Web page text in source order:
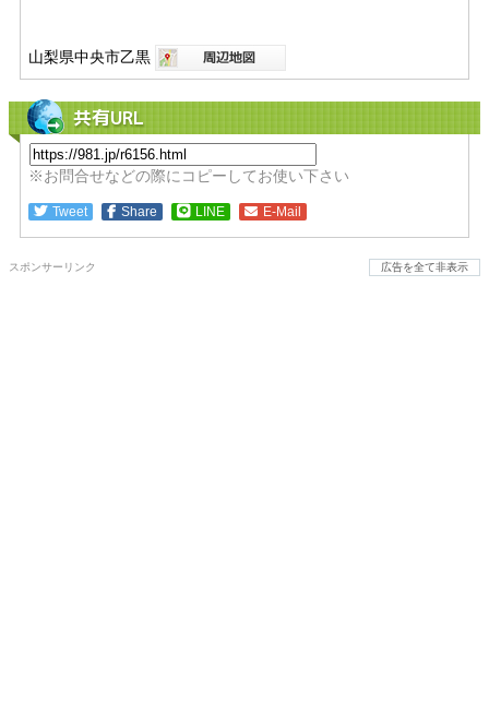
山梨県中央市乙黒
共有URL
※お問合せなどの際にコピーしてお使い下さい
Tweet Share LINE E-Mail
スポンサーリンク 広告を全て非表示